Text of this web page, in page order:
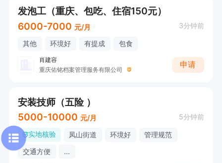
发泡工（重庆、包吃、住宿150元）
6000-7000 元/月 3分钟前
其他 环境好 有提成 包食
肖建容
重庆佑铭档案管理服务有限公司
申请
安装技师（五险 ）
5000-10000 元/月 5分钟前
实地核验 凤山街道 环境好
管理规范
交通方便
...